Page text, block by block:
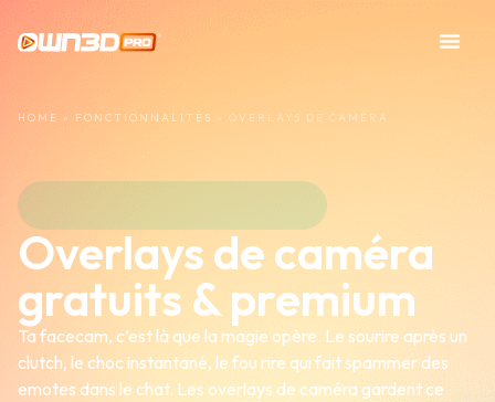
HOME » FONCTIONNALITÉS » OVERLAYS DE CAMÉRA
Overlays de caméra
gratuits & premium
Ta facecam, c’est là que la magie opère. Le sourire après un
clutch, le choc instantané, le fou rire qui fait spammer des
emotes dans le chat. Les overlays de caméra gardent ce